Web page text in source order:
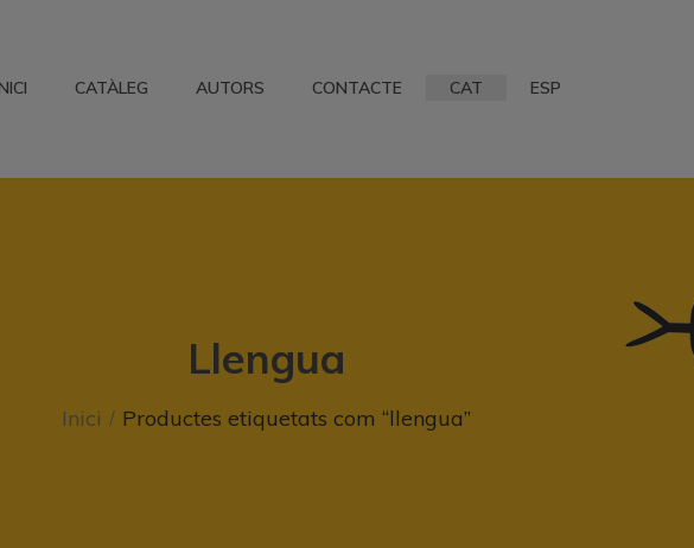
CATÀLEG AUTORS CONTACTE CAT ESP
Llengua
Inici Productes etiquetats com “llengua”